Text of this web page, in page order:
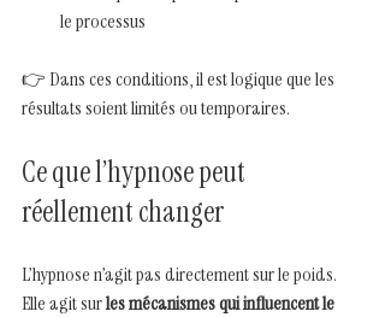
le processus
👉 Dans ces conditions, il est logique que les
résultats soient limités ou temporaires.
Ce que l’hypnose peut
réellement changer
L’hypnose n’agit pas directement sur le poids.
Elle agit sur les mécanismes qui influencent le